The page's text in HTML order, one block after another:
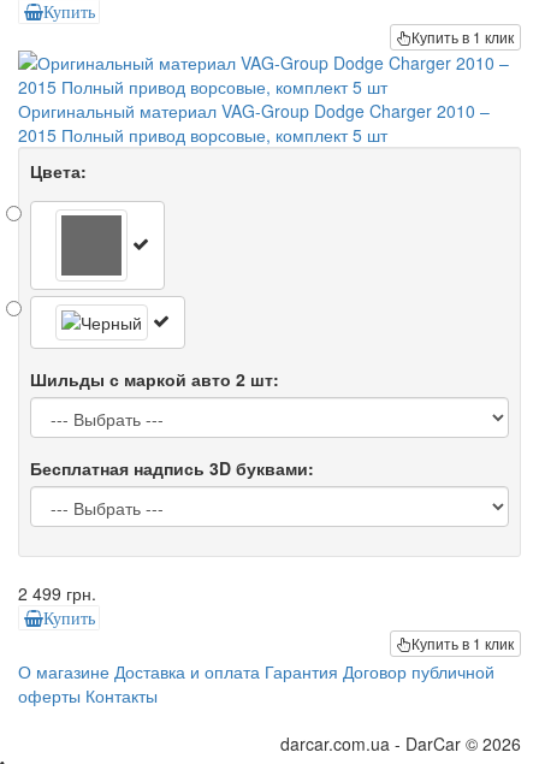
Купить
Купить в 1 клик
Оригинальный материал VAG-Group Dodge Charger 2010 –
2015 Полный привод ворсовые, комплект 5 шт
Цвета:
Шильды с маркой авто 2 шт:
Бесплатная надпись 3D буквами:
2 499 грн.
Купить
Купить в 1 клик
О магазине Доставка и оплата Гарантия Договор публичной
оферты Контакты
darcar.com.ua - DarCar © 2026